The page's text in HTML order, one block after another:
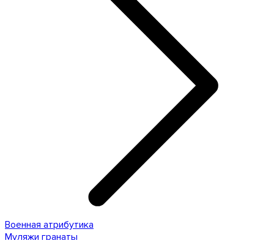
Военная атрибутика
Муляжи гранаты